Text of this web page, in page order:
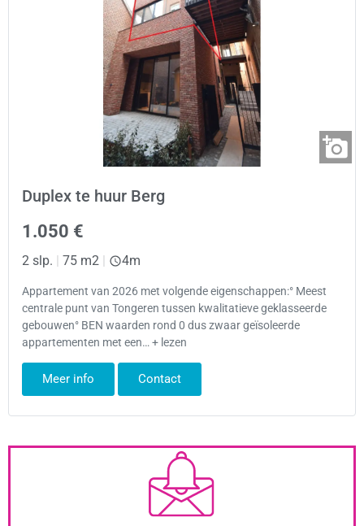
Duplex te huur Berg
1.050 €
2 slp. 75 m2 4m
Appartement van 2026 met volgende eigenschappen:° Meest
centrale punt van Tongeren tussen kwalitatieve geklasseerde
gebouwen° BEN waarden rond 0 dus zwaar geïsoleerde
appartementen met een… + lezen
Meer info Contact